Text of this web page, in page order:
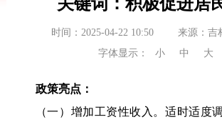
时间：2025-04-22 10:50 来源： 吉
字体显示：
小 中 大
政策亮点：
（一）增加工资性收入。适时适度